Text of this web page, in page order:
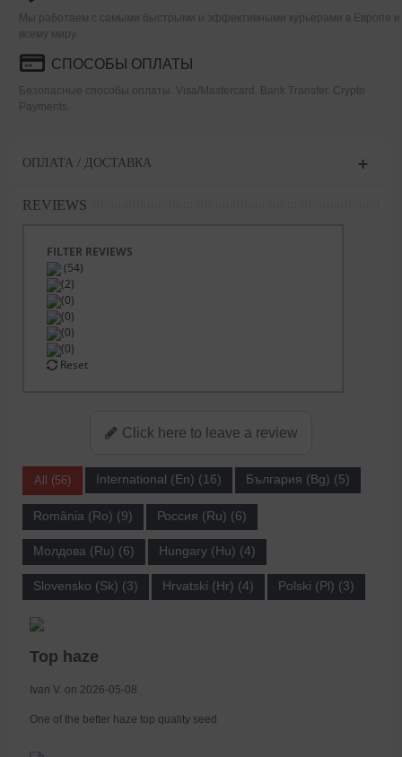
Мы работаем с самыми быстрыми и эффективными курьерами в Европе и
всему миру.
СПОСОБЫ ОПЛАТЫ
Безопасные способы оплаты. Visa/Mastercard. Bank Transfer. Crypto
Payments.
ОПЛАТА / ДОСТАВКА
REVIEWS
FILTER REVIEWS
(54)
(2)
(0)
(0)
(0)
(0)
Reset
Click here to leave a review
All (56) International (En) (16) България (Bg) (5)
România (Ro) (9) Россия (Ru) (6)
Молдова (Ru) (6) Hungary (Hu) (4)
Slovensko (Sk) (3) Hrvatski (Hr) (4) Polski (Pl) (3)
Top haze
Ivan V. on 2026-05-08
One of the better haze top quality seed